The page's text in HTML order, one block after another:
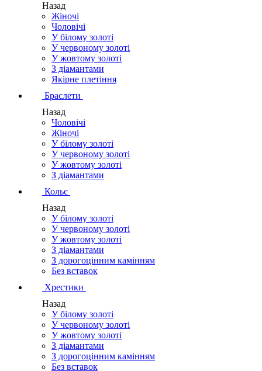
Назад
Жіночі
Чоловічі
У білому золоті
У червоному золоті
У жовтому золоті
З діамантами
Якірне плетіння
Браслети
Назад
Чоловічі
Жіночі
У білому золоті
У червоному золоті
У жовтому золоті
З діамантами
Кольє
Назад
У білому золоті
У червоному золоті
У жовтому золоті
З діамантами
З дорогоцінним камінням
Без вставок
Хрестики
Назад
У білому золоті
У червоному золоті
У жовтому золоті
З діамантами
З дорогоцінним камінням
Без вставок